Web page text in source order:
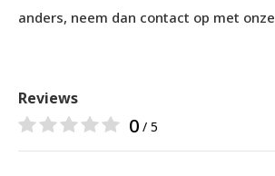
anders, neem dan contact op met onze
Reviews
0 / 5